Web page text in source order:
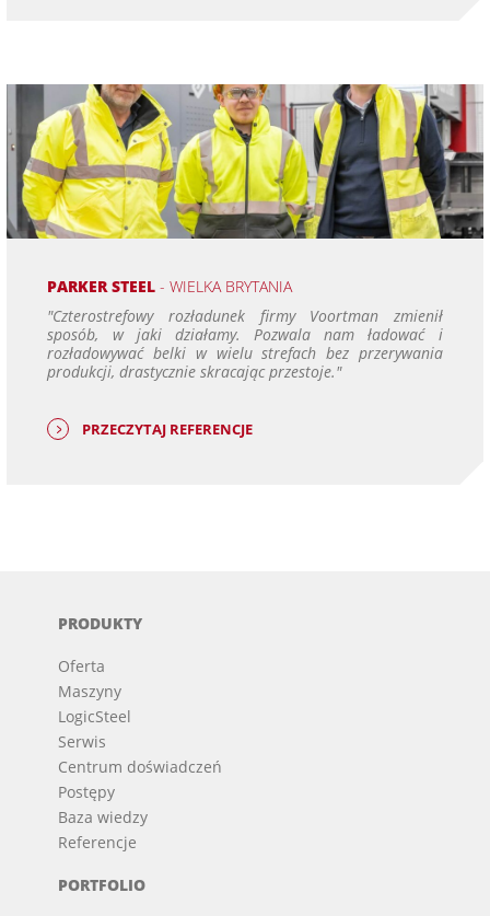
PARKER STEEL- WIELKA BRYTANIA
"Czterostrefowy rozładunek firmy Voortman zmienił
sposób, w jaki działamy. Pozwala nam ładować i
rozładowywać belki w wielu strefach bez przerywania
produkcji, drastycznie skracając przestoje."
PRZECZYTAJ REFERENCJE
PRODUKTY
Oferta
Maszyny
LogicSteel
Serwis
Centrum doświadczeń
Postępy
Baza wiedzy
Referencje
PORTFOLIO